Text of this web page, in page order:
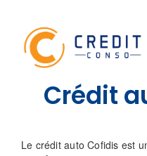
content
Crédit
Le crédit auto Cofidis est